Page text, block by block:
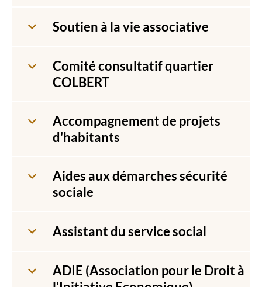
Soutien à la vie associative
Comité consultatif quartier
COLBERT
Accompagnement de projets
d'habitants
Aides aux démarches sécurité
sociale
Assistant du service social
ADIE (Association pour le Droit à